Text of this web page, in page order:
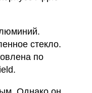
стекло.
по